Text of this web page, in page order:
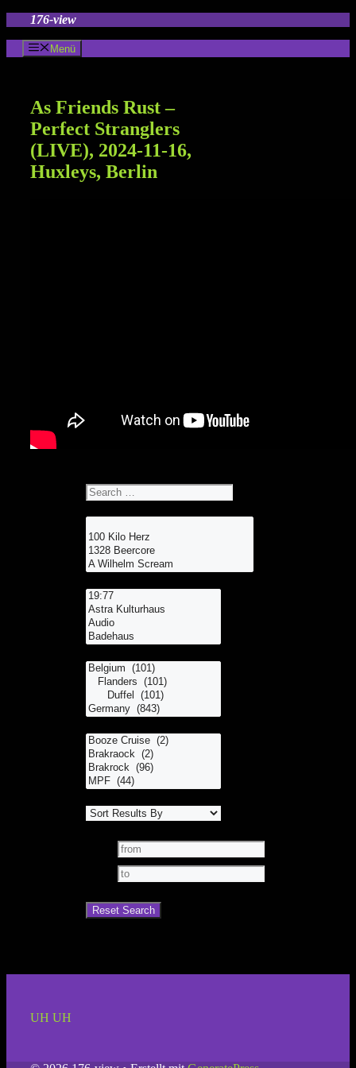
springen
176-view
Menü
As Friends Rust –
Perfect Stranglers
(LIVE), 2024-11-16,
Huxleys, Berlin
UH UH